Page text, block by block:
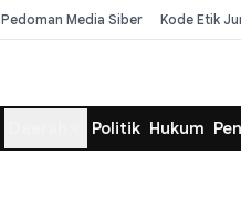
Pedoman Media Siber Kode Etik
Politik Hukum